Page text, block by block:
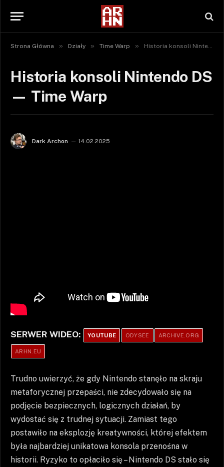
Strona Główna » Działy » Time Warp » Historia konsoli Nintendo DS — Time Warp
Historia konsoli Nintendo DS
— Time Warp
Dark Archon 14.02.2025
SERWER WIDEO: YOUTUBE ODYSEE ARCHIVE.ORG
ARHN.EU
Trudno uwierzyć, że gdy Nintendo stanęło na skraju
metaforycznej przepaści, nie zdecydowało się na
podjęcie bezpiecznych, logicznych działań, by
wydostać się z trudnej sytuacji. Zamiast tego
postawiło na eksplozję kreatywności, której efektem
była najbardziej unikatowa konsola przenośna w
historii. Ryzyko to opłaciło się – Nintendo DS stało się